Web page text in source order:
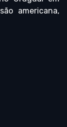
americana,